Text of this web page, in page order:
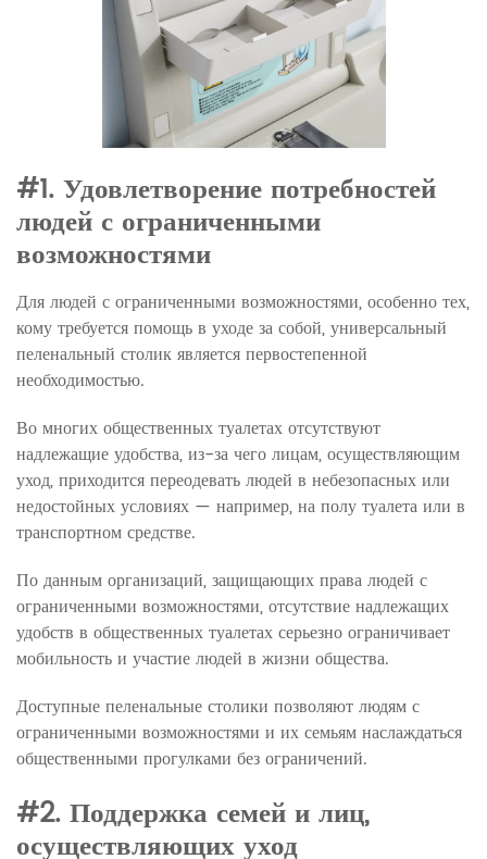
#1. Удовлетворение потребностей
людей с ограниченными
возможностями
Для людей с ограниченными возможностями, особенно тех,
кому требуется помощь в уходе за собой, универсальный
пеленальный столик является первостепенной
необходимостью.
Во многих общественных туалетах отсутствуют
надлежащие удобства, из-за чего лицам, осуществляющим
уход, приходится переодевать людей в небезопасных или
недостойных условиях — например, на полу туалета или в
транспортном средстве.
По данным организаций, защищающих права людей с
ограниченными возможностями, отсутствие надлежащих
удобств в общественных туалетах серьезно ограничивает
мобильность и участие людей в жизни общества.
Доступные пеленальные столики позволяют людям с
ограниченными возможностями и их семьям наслаждаться
общественными прогулками без ограничений.
#2. Поддержка семей и лиц,
осуществляющих уход